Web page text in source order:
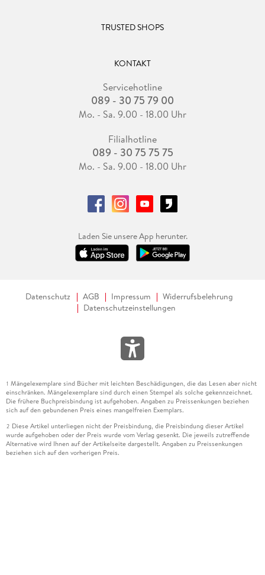
TRUSTED SHOPS
KONTAKT
Servicehotline
089 - 30 75 79 00
Mo. - Sa. 9.00 - 18.00 Uhr
Filialhotline
089 - 30 75 75 75
Mo. - Sa. 9.00 - 18.00 Uhr
Laden Sie unsere App herunter.
Datenschutz AGB Impressum
Widerrufsbelehrung
Datenschutzeinstellungen
1 Mängelexemplare sind Bücher mit leichten Beschädigungen, die das Lesen aber nicht
einschränken. Mängelexemplare sind durch einen Stempel als solche gekennzeichnet.
Die frühere Buchpreisbindung ist aufgehoben. Angaben zu Preissenkungen beziehen
sich auf den gebundenen Preis eines mangelfreien Exemplars.
2 Diese Artikel unterliegen nicht der Preisbindung, die Preisbindung dieser Artikel
wurde aufgehoben oder der Preis wurde vom Verlag gesenkt. Die jeweils zutreffende
Alternative wird Ihnen auf der Artikelseite dargestellt. Angaben zu Preissenkungen
beziehen sich auf den vorherigen Preis.